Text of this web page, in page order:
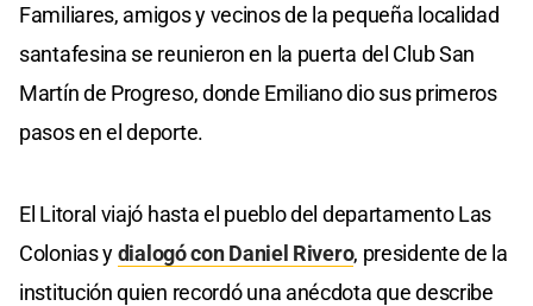
Familiares, amigos y vecinos de la pequeña localidad
santafesina se reunieron en la puerta del Club San
Martín de Progreso, donde Emiliano dio sus primeros
pasos en el deporte.
El Litoral viajó hasta el pueblo del departamento Las
Colonias ydialogó con Daniel Rivero, presidente de la
institución quien recordó una anécdota que describe